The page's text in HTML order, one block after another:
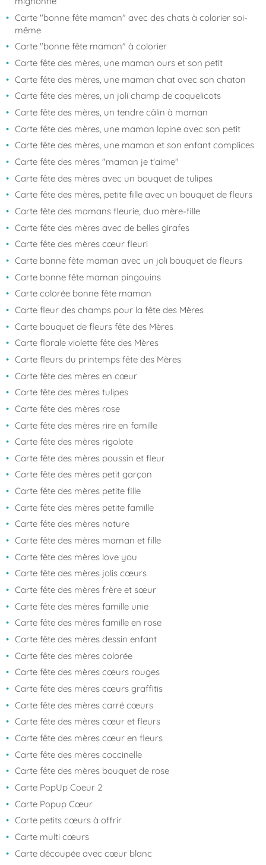
Carte "bonne fête maman" avec des chats à colorier soi-
même
Carte "bonne fête maman" à colorier
Carte fête des mères, une maman ours et son petit
Carte fête des mères, une maman chat avec son chaton
Carte fête des mères, un joli champ de coquelicots
Carte fête des mères, un tendre câlin à maman
Carte fête des mères, une maman lapine avec son petit
Carte fête des mères, une maman et son enfant complices
Carte fête des mères "maman je t'aime"
Carte fête des mères avec un bouquet de tulipes
Carte fête des mères, petite fille avec un bouquet de fleurs
Carte fête des mamans fleurie, duo mère-fille
Carte fête des mères avec de belles girafes
Carte fête des mères cœur fleuri
Carte bonne fête maman avec un joli bouquet de fleurs
Carte bonne fête maman pingouins
Carte colorée bonne fête maman
Carte fleur des champs pour la fête des Mères
Carte bouquet de fleurs fête des Mères
Carte florale violette fête des Mères
Carte fleurs du printemps fête des Mères
Carte fête des mères en cœur
Carte fête des mères tulipes
Carte fête des mères rose
Carte fête des mères rire en famille
Carte fête des mères rigolote
Carte fête des mères poussin et fleur
Carte fête des mères petit garçon
Carte fête des mères petite fille
Carte fête des mères petite famille
Carte fête des mères nature
Carte fête des mères maman et fille
Carte fête des mères love you
Carte fête des mères jolis cœurs
Carte fête des mères frère et sœur
Carte fête des mères famille unie
Carte fête des mères famille en rose
Carte fête des mères dessin enfant
Carte fête des mères colorée
Carte fête des mères cœurs rouges
Carte fête des mères cœurs graffitis
Carte fête des mères carré cœurs
Carte fête des mères cœur et fleurs
Carte fête des mères cœur en fleurs
Carte fête des mères coccinelle
Carte fête des mères bouquet de rose
Carte PopUp Coeur 2
Carte Popup Cœur
Carte petits cœurs à offrir
Carte multi cœurs
Carte découpée avec cœur blanc